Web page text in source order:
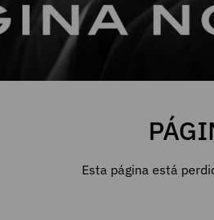
Esta página está